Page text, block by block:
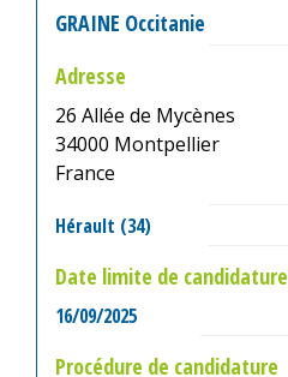
GRAINE Occitanie
Adresse
26 Allée de Mycènes
34000 Montpellier
France
Hérault (34)
Date limite de candidature
16/09/2025
Procédure de candidature